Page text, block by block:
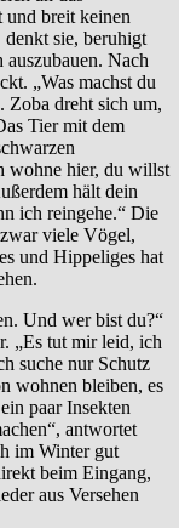
und breit keinen
sie, beruhigt
Nach
„Was machst du
Zoba dreht sich um,
Tier mit dem
wohne hier, du willst
hält dein
ich reingehe.“ Die
viele Vögel,
und Hippeliges hat
Und wer bist du?“
„Es tut mir leid, ich
suche nur Schutz
wohnen bleiben, es
paar Insekten
antwortet
im Winter gut
beim Eingang,
aus Versehen